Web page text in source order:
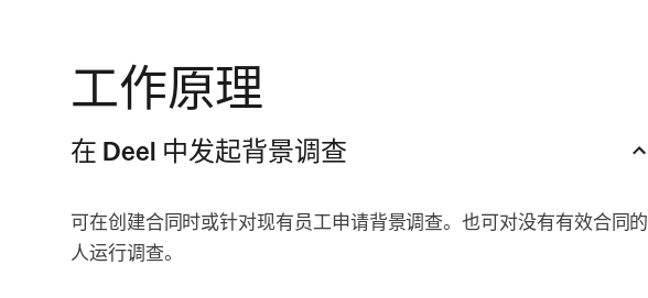
工作原理
在 Deel 中发起背景调查
可在创建合同时或针对现有员工申请背景调查。也可对没有有效合同的
人运行调查。